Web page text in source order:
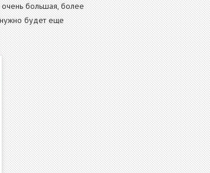
очень большая, более
нужно будет еще